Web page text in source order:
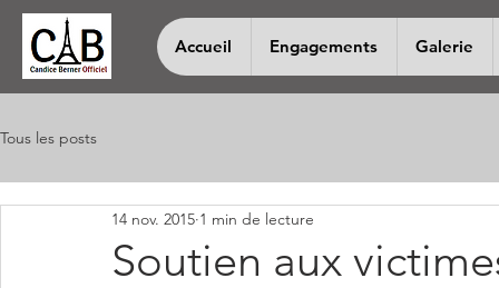
Accueil Engagements Galerie
Tous les posts
Soutien aux
14 nov. 2015 1 min de lecture